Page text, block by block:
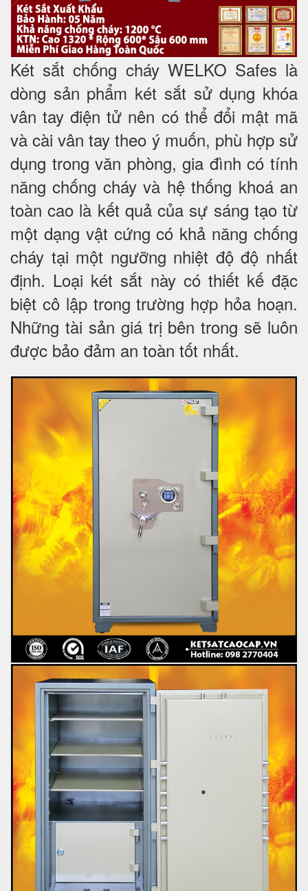
Két sắt chống cháy WELKO Safes là
dòng sản phẩm két sắt sử dụng khóa
vân tay điện tử nên có thể đổi mật mã
và cài vân tay theo ý muốn, phù hợp sử
dụng trong văn phòng, gia đình có tính
năng chống cháy và hệ thống khoá an
toàn cao là kết quả của sự sáng tạo từ
một dạng vật cứng có khả năng chống
cháy tại một ngưỡng nhiệt độ độ nhất
định. Loại két sắt này có thiết kế đặc
biệt cô lập trong trường hợp hỏa hoạn.
Những tài sản giá trị bên trong sẽ luôn
được bảo đảm an toàn tốt nhất.